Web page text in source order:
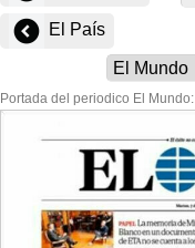
El País
Portada del periodico El Mundo: